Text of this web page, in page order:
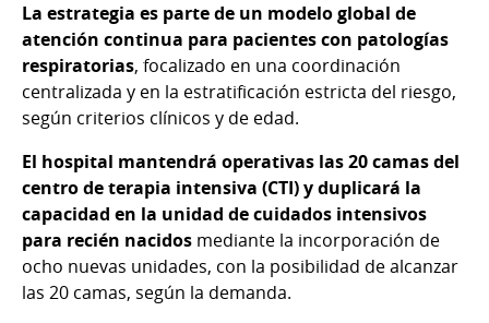
La estrategia es parte de un modelo global de
atención continua para pacientes con patologías
respiratorias, focalizado en una coordinación
centralizada y en la estratificación estricta del riesgo,
según criterios clínicos y de edad.
El hospital mantendrá operativas las 20 camas del
centro de terapia intensiva (CTI) y duplicará la
capacidad en la unidad de cuidados intensivos
para recién nacidos mediante la incorporación de
ocho nuevas unidades, con la posibilidad de alcanzar
las 20 camas, según la demanda.